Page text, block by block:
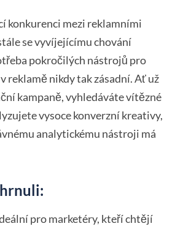
konkurenci mezi reklamními
se vyvíjejícímu chování
pokročilých nástrojů pro
reklamě nikdy tak zásadní. Ať už
kampaně, vyhledáváte vítězné
vysoce konverzní kreativy,
analytickému nástroji má
pro marketéry, kteří chtějí